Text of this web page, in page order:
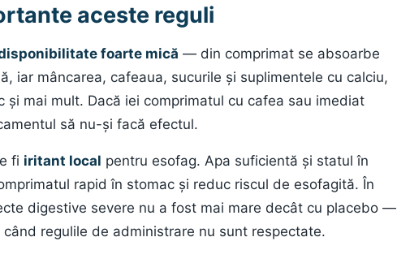
aceste reguli
foarte mică — din comprimat se absoarbe
iar mâncarea, cafeaua, sucurile și suplimentele cu calciu,
și mai mult. Dacă iei comprimatul cu cafea sau imediat
să nu-și facă efectul.
fi iritant local pentru esofag. Apa suficientă și statul în
rapid în stomac și reduc riscul de esofagită. În
digestive severe nu a fost mai mare decât cu placebo —
regulile de administrare nu sunt respectate.